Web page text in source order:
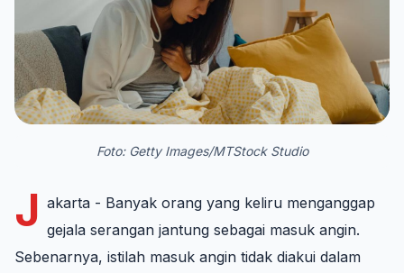
Foto: Getty Images/MTStock Studio
J akarta - Banyak orang yang keliru menganggap
gejala serangan jantung sebagai masuk angin.
Sebenarnya, istilah masuk angin tidak diakui dalam